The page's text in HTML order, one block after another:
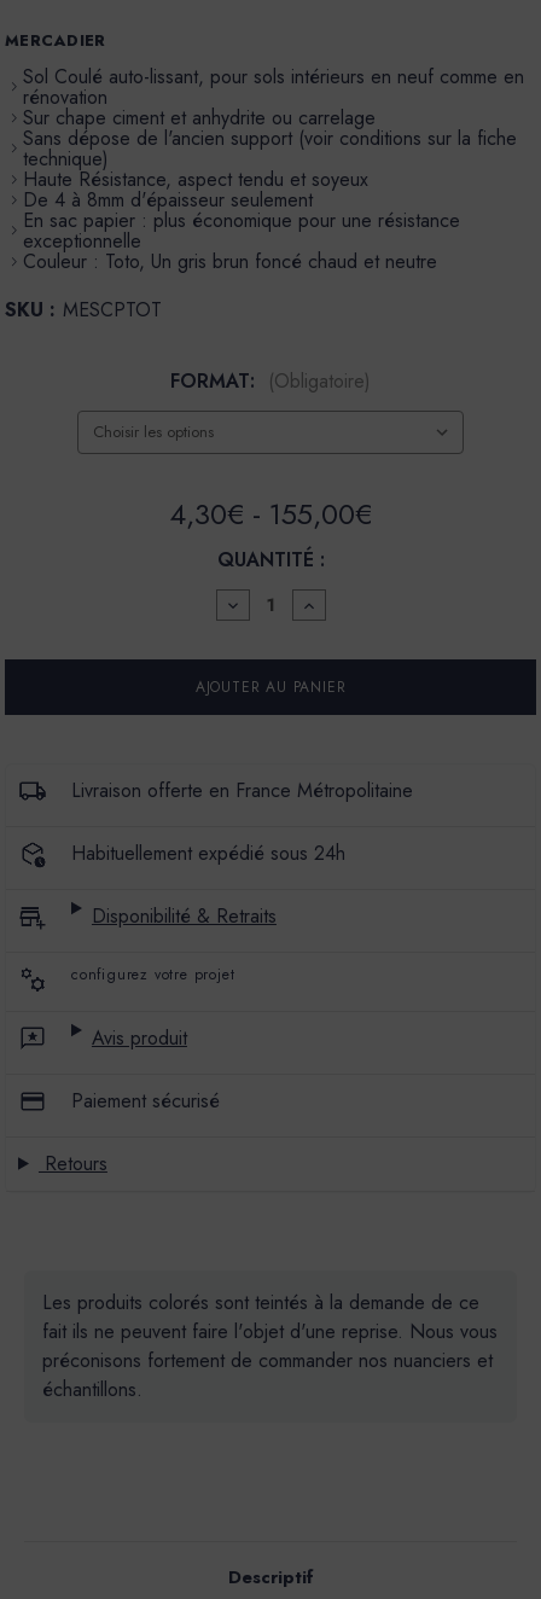
MERCADIER
Sol Coulé auto-lissant, pour sols intérieurs en neuf comme en
rénovation
Sur chape ciment et anhydrite ou carrelage
Sans dépose de l'ancien support (voir conditions sur la fiche
technique)
Haute Résistance, aspect tendu et soyeux
De 4 à 8mm d'épaisseur seulement
En sac papier : plus économique pour une résistance
exceptionnelle
Couleur : Toto, Un gris brun foncé chaud et neutre
SKU : MESCPTOT
FORMAT: (Obligatoire)
4,30€ - 155,00€
QUANTITÉ :
DIMINUER
LA
POUR
SOL
PLUS
COULEUR
AUGMENTER
LA
POUR
SOL
PLUS
-
COULEUR
Livraison offerte en France Métropolitaine
Habituellement expédié sous 24h
Disponibilité & Retraits
configurez votre projet
Avis produit
Paiement sécurisé
Retours
Les produits colorés sont teintés à la demande de ce
fait ils ne peuvent faire l'objet d'une reprise. Nous vous
préconisons fortement de commander nos nuanciers et
échantillons.
Descriptif